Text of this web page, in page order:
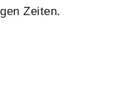
Zeiten.